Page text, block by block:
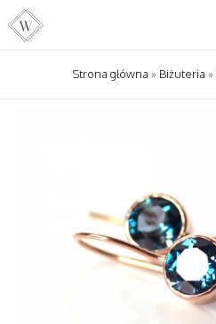
Strona główna » Biżuteria »